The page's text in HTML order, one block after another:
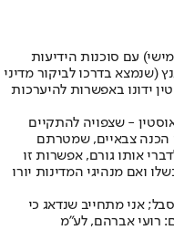
עם סוכנות הידיעות
(שנמצא בדרכו לביקור מדיני
ידונו באפשרות להיערכות
- שצפויה להתקיים
הכנה צבאיים, שמטרתם
אותו גורם, אפשרות זו
ואם מנהיגי המדינות יורו
אני מתחייב שנדאג כי
רועי אברהם, לע"מ